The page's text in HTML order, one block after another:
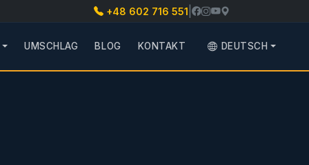
+48 602 716 551
UMSCHLAG BLOG KONTAKT DEUTSCH